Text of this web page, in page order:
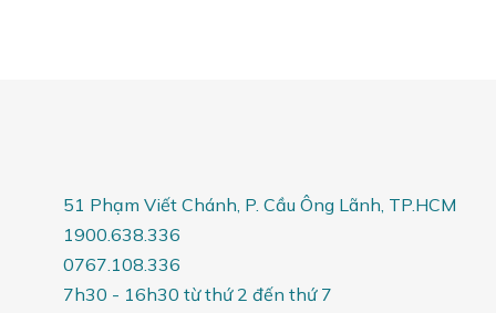
51 Phạm Viết Chánh, P. Cầu Ông Lãnh, TP.HCM
1900.638.336
0767.108.336
7h30 - 16h30 từ thứ 2 đến thứ 7